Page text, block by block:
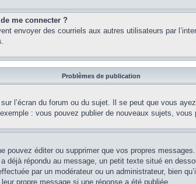
me connecter ?
envoyer des courriels aux autres utilisateurs par
Problèmes de publication
l’écran du forum ou du sujet. Il se peut que vous
: vous pouvez publier de nouveaux sujets,
éditer ou supprimer que vos propres
répondu au message, un petit texte situé en
par un modérateur ou un administrateur, bien
propre message si une réponse a été publiée.